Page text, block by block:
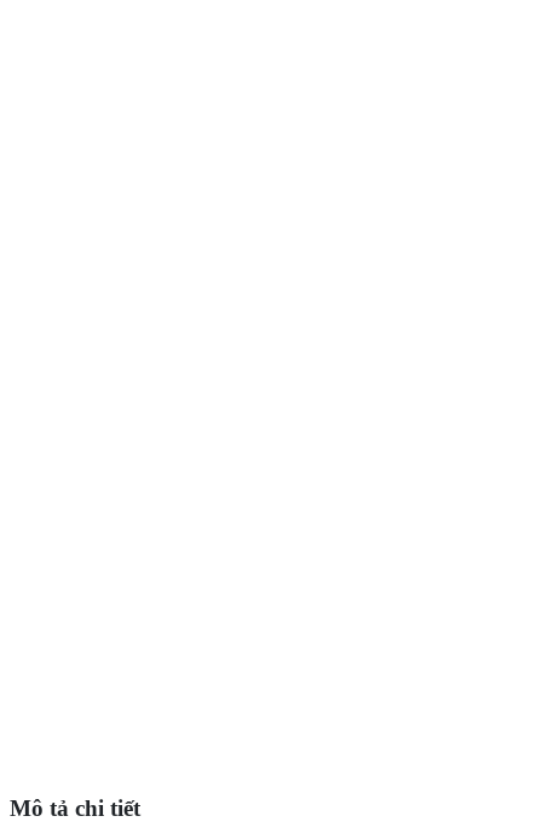
Mô tả chi tiết